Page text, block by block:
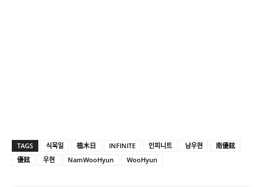
TAGS 식목일 植木日 INFINITE 인피니트 남우현
南優鉉
優鉉
우현 NamWooHyun WooHyun